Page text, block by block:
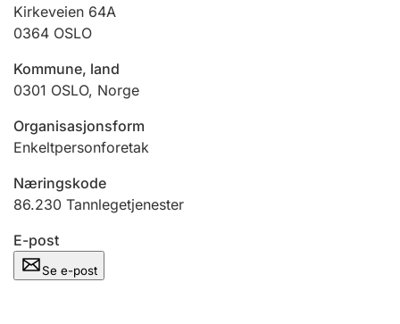
Jeger
Ektepaktveileder
Offentlig sektor
Andre tema
Kirkeveien 64A
0364 OSLO
Kommune, land
0301 OSLO, Norge
Organisasjonsform
Enkeltpersonforetak
Næringskode
86.230 Tannlegetjenester
E-post
Se e-post